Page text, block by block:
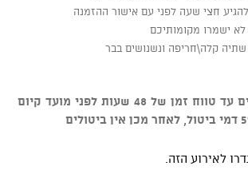
חצי שעה לפני עם אישור ההזמנה
ישמרו מקומותיכם
שתיה קלה\חריפה ונשנושים בבר
ניתן לבטל כרטיסים עד טווח זמן של 48 שעות לפני מועד קיום
לאירוע הזה.